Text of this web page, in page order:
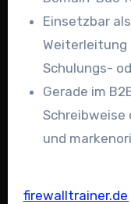
Einsetzbar
Weiterleitung
Schulungs-
Gerade im
und